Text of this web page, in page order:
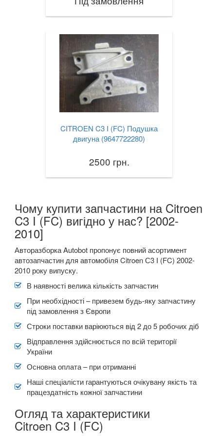
CITROEN C3 I (FC) Подушка
двигуна (9647722280)
2500 грн.
Чому купити запчастини на Citroen
C3 I (FC) вигідно у нас? [2002-
2010]
Авторазборка Autobot пропонує повний асортимент
автозапчастин для автомобіля Citroen С3 I (FC) 2002-
2010 року випуску.
В наявності велика кількість запчастин
При необхідності – привезем будь-яку запчастину
під замовлення з Європи
Строки поставки варіюються від 2 до 5 робочих діб
Відправлення здійснюється по всій території
України
Основна оплата – при отриманні
Наші спеціалісти гарантуються очікувану якість та
працездатність кожної запчастини
Огляд та характеристики
Citroen C3 I (FC)